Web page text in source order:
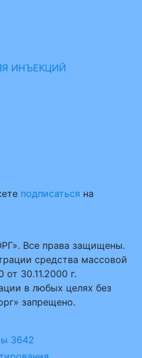
ИНЪЕКЦИЙ
подписаться на
Все права защищены.
средства массовой
30.11.2000 г.
в любых целях без
запрещено.
3642